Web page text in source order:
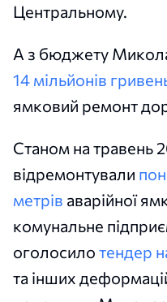
Центральному.
А з бюджету
14 мільйонів
ямковий ремонт
Станом на травень
відремонтували
метрів аварійної
комунальне
оголосило тендер
та інших